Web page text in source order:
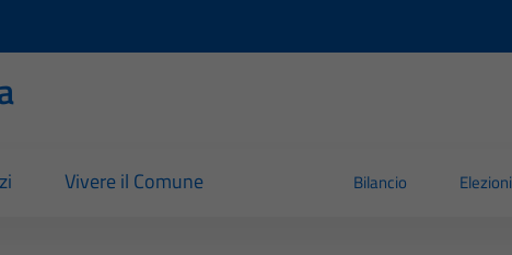
Vivere il Comune Bilancio Elezioni